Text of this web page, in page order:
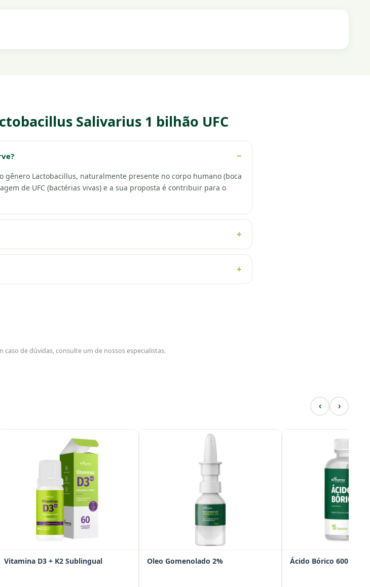
Salivarius 1 bilhão UFC
Lactobacillus, naturalmente presente no corpo humano (boca
de UFC (bactérias vivas) e a sua proposta é contribuir para o
de dúvidas, consulte um de nossos especialistas.
‹ ›
Vitamina D3 + K2 Sublingual Oleo Gomenolado 2% Ácido Bórico 600mg